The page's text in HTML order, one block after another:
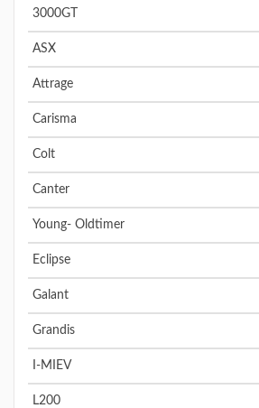
3000GT
ASX
Attrage
Carisma
Colt
Canter
Young- Oldtimer
Eclipse
Galant
Grandis
I-MIEV
L200